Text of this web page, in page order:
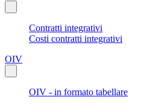
Contratti integrativi
Costi contratti integrativi
OIV
OIV - in formato tabellare